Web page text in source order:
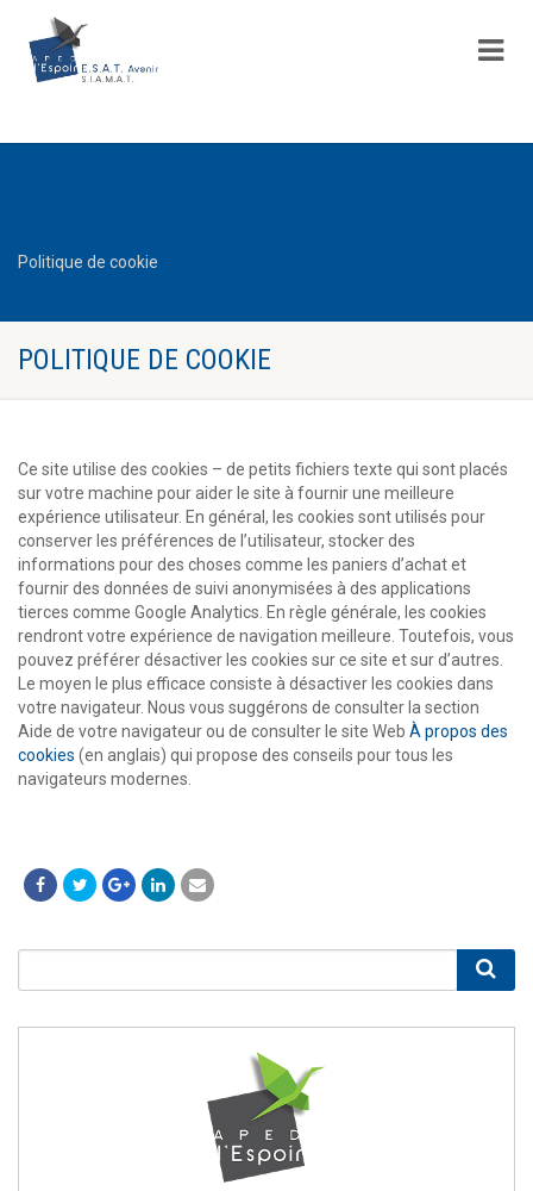
Politique de cookie
POLITIQUE DE COOKIE
Ce site utilise des cookies – de petits fichiers texte qui sont placés
sur votre machine pour aider le site à fournir une meilleure
expérience utilisateur. En général, les cookies sont utilisés pour
conserver les préférences de l’utilisateur, stocker des
informations pour des choses comme les paniers d’achat et
fournir des données de suivi anonymisées à des applications
tierces comme Google Analytics. En règle générale, les cookies
rendront votre expérience de navigation meilleure. Toutefois, vous
pouvez préférer désactiver les cookies sur ce site et sur d’autres.
Le moyen le plus efficace consiste à désactiver les cookies dans
votre navigateur. Nous vous suggérons de consulter la section
Aide de votre navigateur ou de consulter le site Web À propos des
cookies (en anglais) qui propose des conseils pour tous les
navigateurs modernes.